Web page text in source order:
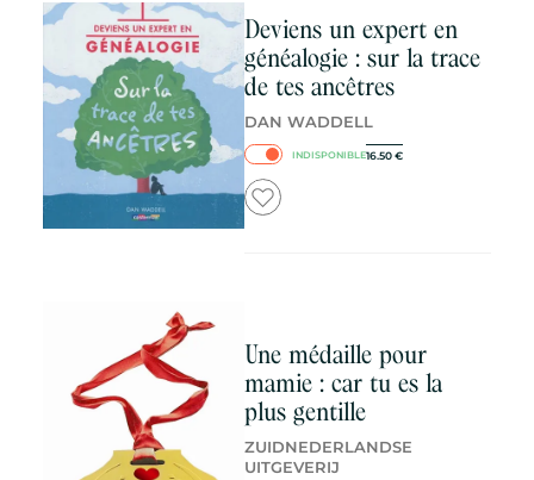
Deviens un expert en
généalogie : sur la trace
de tes ancêtres
DAN WADDELL
INDISPONIBLE16.50 €
Une médaille pour
mamie : car tu es la
plus gentille
ZUIDNEDERLANDSE
UITGEVERIJ